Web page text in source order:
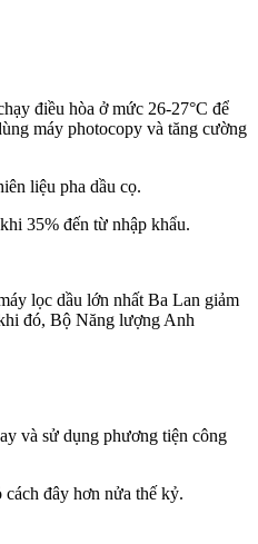
điều hòa ở mức 26-27°C để
máy photocopy và tăng cường
liệu pha dầu cọ.
35% đến từ nhập khẩu.
lọc dầu lớn nhất Ba Lan giảm
đó, Bộ Năng lượng Anh
và sử dụng phương tiện công
đây hơn nửa thế kỷ.